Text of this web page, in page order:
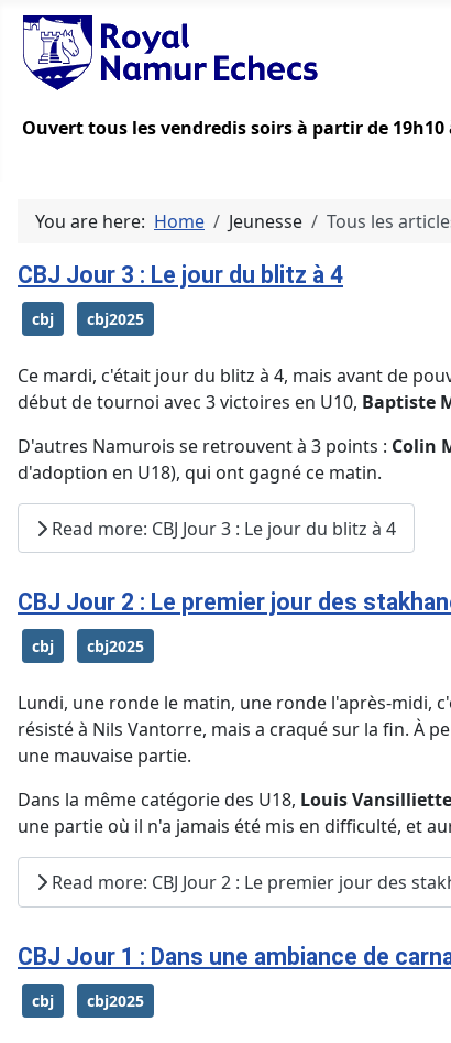
Ouvert tous les vendredis soirs à partir de
You are here: Home Jeunesse Tous les
CBJ Jour 3 : Le jour du blitz à 4
cbj cbj2025
Ce mardi, c'était jour du blitz à 4, mais avant de
début de tournoi avec 3 victoires en U10, Baptiste
D'autres Namurois se retrouvent à 3 points : Colin
d'adoption en U18), qui ont gagné ce matin.
Read more: CBJ Jour 3 : Le jour du blitz à 4
CBJ Jour 2 : Le premier jour des
cbj cbj2025
Lundi, une ronde le matin, une ronde l'après-midi,
résisté à Nils Vantorre, mais a craqué sur la fin. À
une mauvaise partie.
Dans la même catégorie des U18, Louis Vansilliette
une partie où il n'a jamais été mis en difficulté, et
Read more: CBJ Jour 2 : Le premier jour des
CBJ Jour 1 : Dans une ambiance de
cbj cbj2025